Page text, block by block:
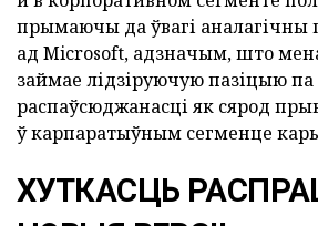
прымаючы да ўвагі аналагічны
ад Microsoft, адзначым, што
займае лідзіруючую пазіцыю па
распаўсюджанасці як сярод
ў карпаратыўным сегменце
ХУТКАСЦЬ